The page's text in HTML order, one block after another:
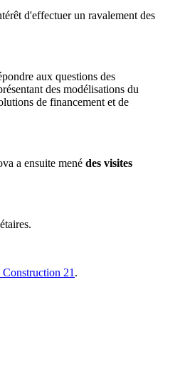
d'effectuer un ravalement des
aux questions des
des modélisations du
de financement et de
a ensuite mené des visites
21 .